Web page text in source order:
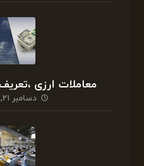
معاملات ارزی
دسامبر ۲۱, ۲۰۲۰